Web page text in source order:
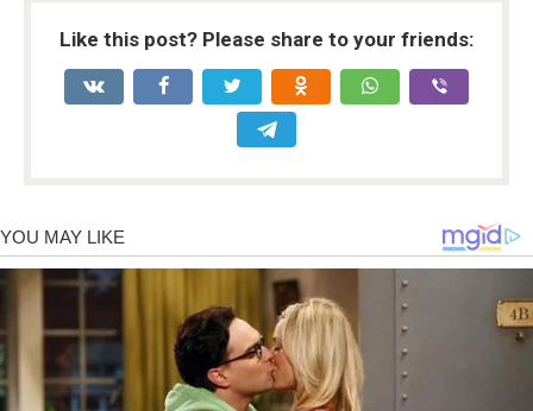
Like this post? Please share to your friends: